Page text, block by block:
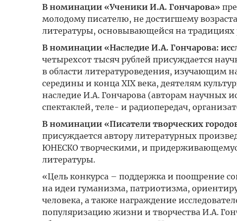
В номинации «Ученики И.А. Гончарова»
молодому писателю, не достигшему
литературы, основывающейся на традициях
В номинации «Наследие И.А. Гончарова:
четырехсот тысяч рублей присуждается
в области литературоведения, изучающим
середины и конца XIX века, деятелям
наследие И.А. Гончарова (авторам научных
спектаклей, теле- и радиопередач,
В номинации «Писатели творческих
присуждается автору литературных
ЮНЕСКО творческими, и
литературы.
«Цель конкурса – поддержка и поощрение
на идеи гуманизма, патриотизма,
человека, а также награждение
популяризацию жизни и творчества И.А.